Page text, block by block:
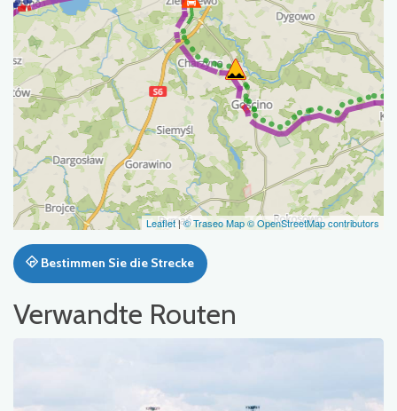
Leaflet|© Traseo Map© OpenStreetMap contributors
Bestimmen Sie die Strecke
Verwandte Routen